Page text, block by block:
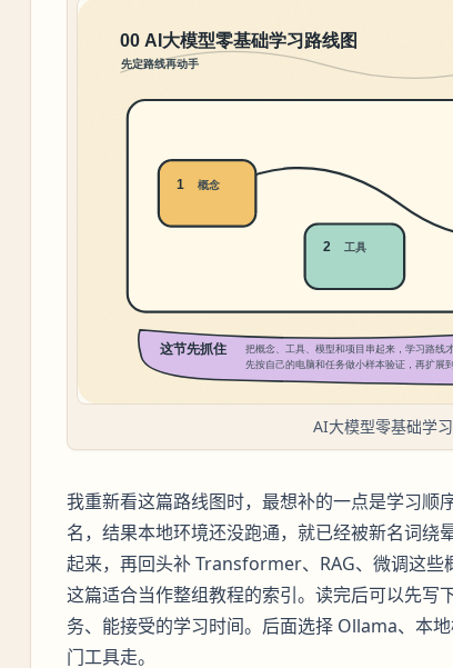
AI大模型零基础学
我重新看这篇路线图时，最想补的一点是学习顺
名，结果本地环境还没跑通，就已经被新名词绕
起来，再回头补 Transformer、RAG、微调这些
这篇适合当作整组教程的索引。读完后可以先写
务、能接受的学习时间。后面选择 Ollama、本
门工具走。